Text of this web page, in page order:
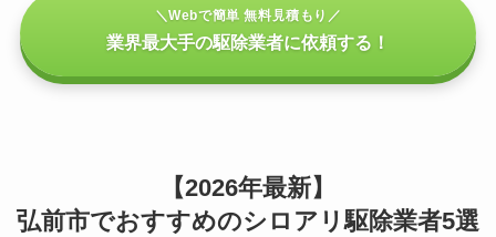
＼Webで簡単 無料見積もり／
業界最大手の駆除業者に依頼する！
【2026年最新】
弘前市でおすすめのシロアリ駆除業者5選